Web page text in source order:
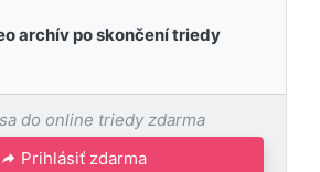
archív po skončení triedy
do online triedy zdarma
Prihlásiť zdarma